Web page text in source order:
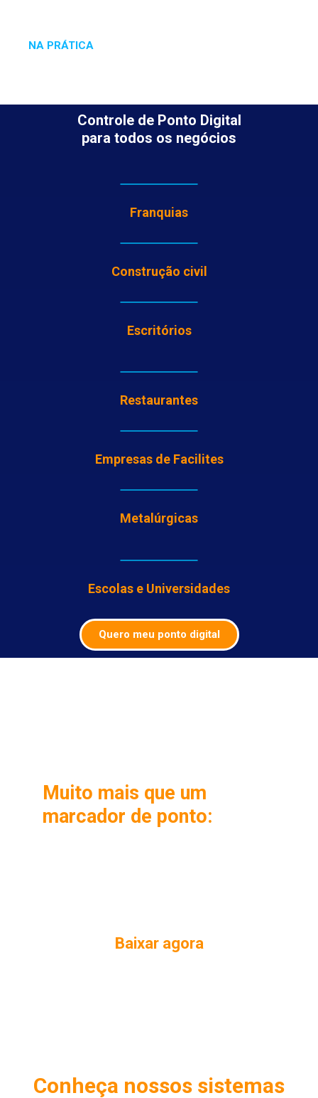
NA PRÁTICA
Controle de Ponto Digital
para todos os negócios
Franquias
Construção civil
Escritórios
Restaurantes
Empresas de Facilites
Metalúrgicas
Escolas e Universidades
Quero meu ponto digital
Muito mais que um
marcador de ponto:
Baixar agora
Conheça nossos sistemas